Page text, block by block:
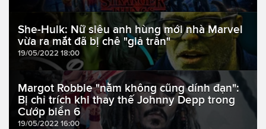
She-Hulk: Nữ siêu anh hùng mới nhà Marvel
vừa ra mắt đã bị chê "giả trân"
19/05/2022 18:00
Margot Robbie "nằm không cũng dính đạn":
Bị chỉ trích khi thay thế Johnny Depp trong
Cướp biển 6
19/05/2022 16:00